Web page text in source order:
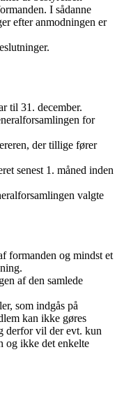
I sådanne
efter anmodningen er
til 31. december.
for
der tillige fører
senest 1. måned inden
valgte
formanden og mindst et
af den samlede
som indgås på
kan ikke gøres
derfor vil der evt. kun
og ikke det enkelte